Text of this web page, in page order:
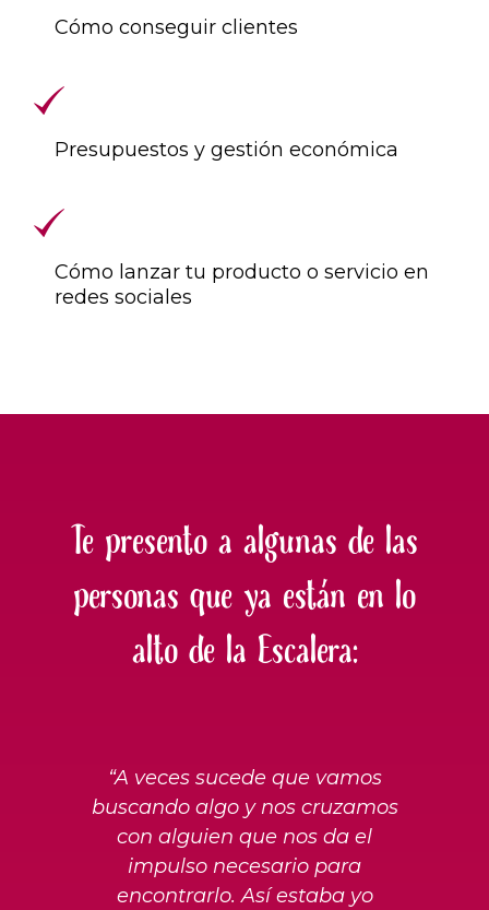
Cómo conseguir clientes
Presupuestos y gestión económica
Cómo lanzar tu producto o servicio en
redes sociales
Te presento a algunas de las
personas que ya están en lo
alto de la Escalera:
“A veces sucede que vamos
buscando algo y nos cruzamos
con alguien que nos da el
impulso necesario para
encontrarlo. Así estaba yo